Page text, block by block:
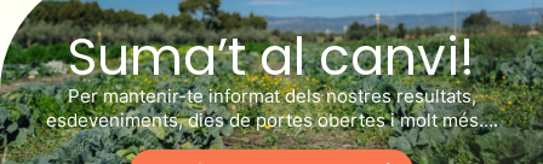
Suma’t al canvi!
Per mantenir-te informat dels nostres resultats,
esdeveniments, dies de portes obertes i molt més….